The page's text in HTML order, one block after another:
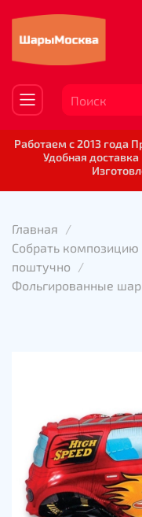
Работаем с 2013 года
Удобная
Главная
Собрать
поштучно
Фольгированные